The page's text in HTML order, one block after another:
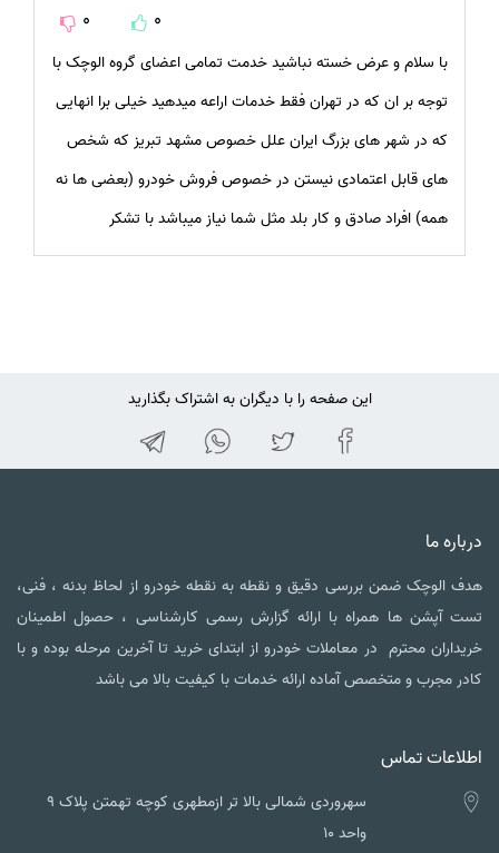
با سلام و عرض خسته نباشید خدمت تمامی اعضای گروه الوچک با
توجه بر ان که در تهران فقط خدمات اراعه میدهید خیلی برا انهایی
که در شهر های بزرگ ایران علل خصوص مشهد تبریز که شخص
های قابل اعتمادی نیستن در خصوص فروش خودرو (بعضی ها نه
همه) افراد صادق و کار بلد مثل شما نیاز میباشد با تشکر
این صفحه را با دیگران به اشتراک بگذارید
ما
الوچک ضمن بررسی دقیق و نقطه به نقطه خودرو از لحاظ بدنه ، فنی،
آپشن ها همراه با ارائه گزارش رسمی کارشناسی ، حصول اطمینان
محترم در معاملات خودرو از ابتدای خرید تا آخرین مرحله بوده و با
مجرب و متخصص آماده ارائه خدمات با کیفیت بالا می باشد
تماس
سهروردی شمالی بالا تر ازمطهری کوچه تهمتن پلاک ۹